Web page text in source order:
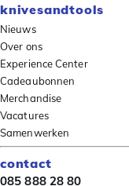
knivesandtools
Nieuws
Over ons
Experience Center
Cadeaubonnen
Merchandise
Vacatures
Samenwerken
contact
085 888 28 80